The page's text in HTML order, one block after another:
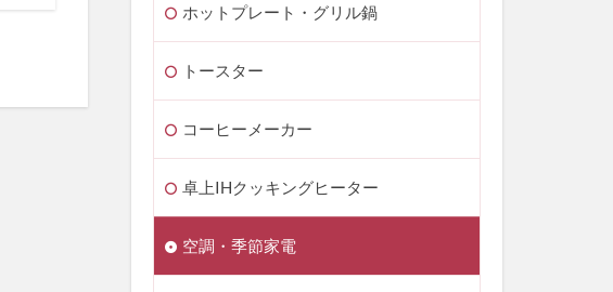
ホットプレート・グリル鍋
トースター
コーヒーメーカー
卓上IHクッキングヒーター
空調・季節家電